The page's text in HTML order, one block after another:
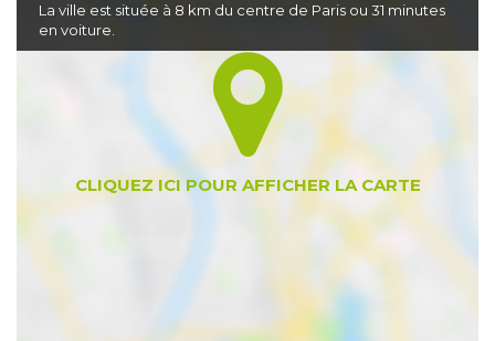
La ville est située à 8 km du centre de Paris ou 31 minutes
en voiture.